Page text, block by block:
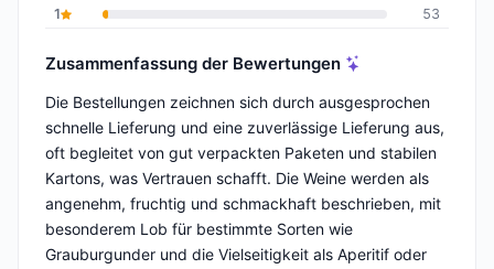
1
53
Zusammenfassung der Bewertungen
Die Bestellungen zeichnen sich durch ausgesprochen
schnelle Lieferung und eine zuverlässige Lieferung aus,
oft begleitet von gut verpackten Paketen und stabilen
Kartons, was Vertrauen schafft. Die Weine werden als
angenehm, fruchtig und schmackhaft beschrieben, mit
besonderem Lob für bestimmte Sorten wie
Grauburgunder und die Vielseitigkeit als Aperitif oder